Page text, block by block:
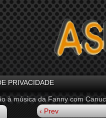
PRIVACIDADE
à música da Fanny com
‹ Prev